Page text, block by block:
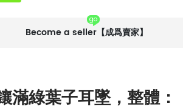
Become a seller【成爲賣家】
go
滿綠葉子耳墜，整體：